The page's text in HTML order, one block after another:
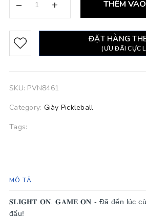
– + THÊM
ĐẶT HÀNG
(ƯU ĐÃI CỰC
SKU: PVN8461
Category: Giày Pickleball
Tags:
MÔ TẢ
𝐒𝐋𝐈𝐆𝐇𝐓 𝐎𝐍. 𝐆𝐀𝐌𝐄 𝐎𝐍 - Đã đến lúc
đấu!